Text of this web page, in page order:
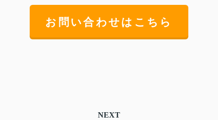
お問い合わせはこちら
NEXT